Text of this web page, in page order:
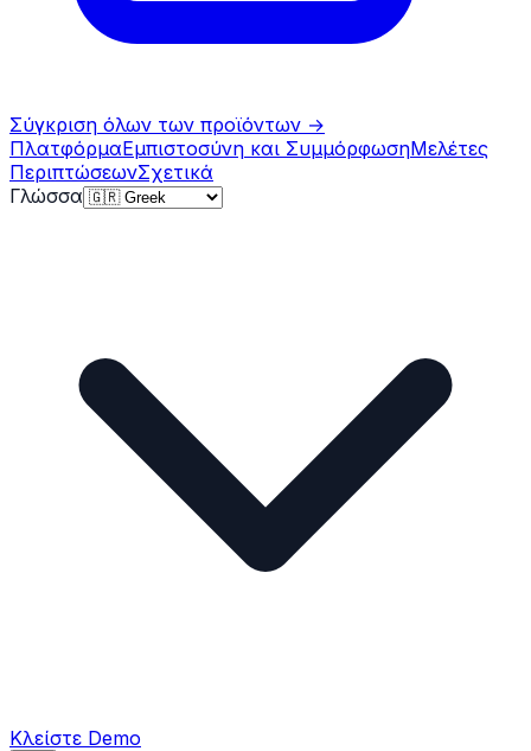
Σύγκριση όλων των προϊόντων →
ΠλατφόρμαΕμπιστοσύνη και ΣυμμόρφωσηΜελέτες
ΠεριπτώσεωνΣχετικά
Γλώσσα
Κλείστε Demo